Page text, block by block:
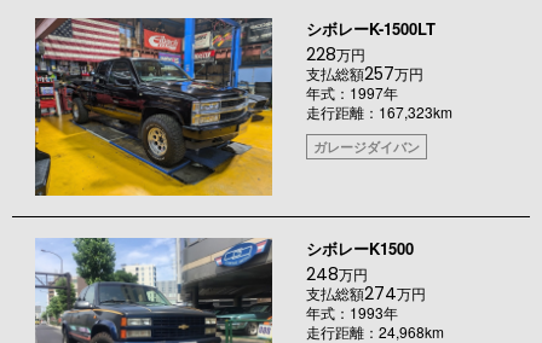
シボレーK-1500LT
228万円
支払総額257万円
年式：1997年
走行距離：167,323km
ガレージダイバン
シボレーK1500
248万円
支払総額274万円
年式：1993年
走行距離：24,968km